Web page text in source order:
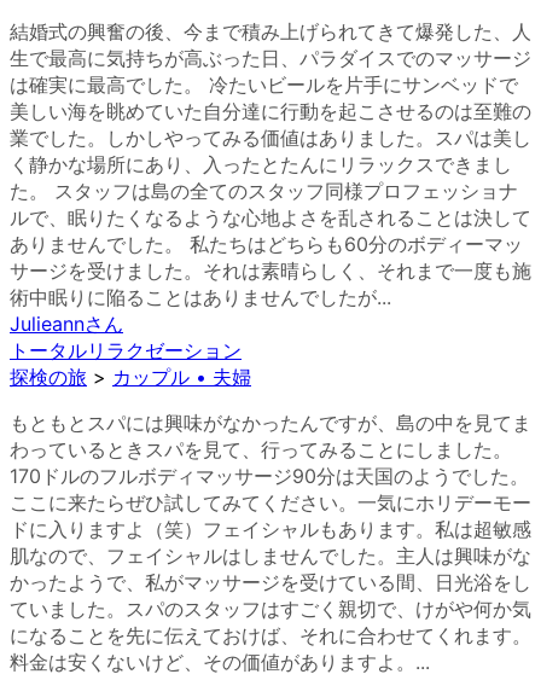
結婚式の興奮の後、今まで積み上げられてきて爆発した、人
生で最高に気持ちが高ぶった日、パラダイスでのマッサージ
は確実に最高でした。 冷たいビールを片手にサンベッドで
美しい海を眺めていた自分達に行動を起こさせるのは至難の
業でした。しかしやってみる価値はありました。スパは美し
く静かな場所にあり、入ったとたんにリラックスできまし
た。 スタッフは島の全てのスタッフ同様プロフェッショナ
ルで、眠りたくなるような心地よさを乱されることは決して
ありませんでした。 私たちはどちらも60分のボディーマッ
サージを受けました。それは素晴らしく、それまで一度も施
術中眠りに陥ることはありませんでしたが...
Julieannさん
トータルリラクゼーション
探検の旅 > カップル • 夫婦
もともとスパには興味がなかったんですが、島の中を見てま
わっているときスパを見て、行ってみることにしました。
170ドルのフルボディマッサージ90分は天国のようでした。
ここに来たらぜひ試してみてください。一気にホリデーモー
ドに入りますよ（笑）フェイシャルもあります。私は超敏感
肌なので、フェイシャルはしませんでした。主人は興味がな
かったようで、私がマッサージを受けている間、日光浴をし
ていました。スパのスタッフはすごく親切で、けがや何か気
になることを先に伝えておけば、それに合わせてくれます。
料金は安くないけど、その価値がありますよ。...